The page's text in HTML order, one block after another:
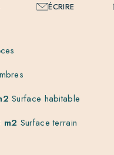
ÉCRIRE
Surface habitable
m2 Surface terrain